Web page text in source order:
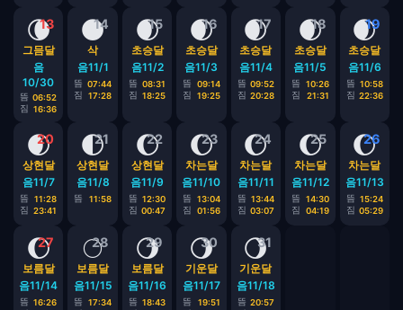
13
🌘
그믐달
음
10/30
뜸 06:52
짐 16:36
14
🌑
삭
음11/1
뜸 07:44
짐
17:28
15
🌒
초승달
음11/2
뜸 08:31
짐 18:25
16
🌒
초승달
음11/3
뜸
09:14
짐
19:25
17
🌒
초승달
음11/4
뜸 09:52
짐 20:28
18
🌒
초승달
음11/5
뜸
10:26
짐
21:31
19
🌒
초승달
음11/6
뜸 10:58
짐 22:36
20
🌒
상현달
음11/7
뜸
11:28
짐 23:41
21
🌓
상현달
음11/8
뜸 11:58
22
🌔
상현달
음11/9
뜸 12:30
짐 00:47
23
🌔
차는달
음11/10
뜸
13:04
짐
01:56
24
🌔
차는달
음11/11
뜸 13:44
짐 03:07
25
🌔
차는달
음11/12
뜸
14:30
짐
04:19
26
🌔
차는달
음11/13
뜸 15:24
짐 05:29
27
🌔
보름달
음11/14
뜸 16:26
28
🌕
보름달
음11/15
뜸
17:34
29
🌖
보름달
음11/16
뜸 18:43
30
🌖
기운달
음11/17
뜸
19:51
31
🌖
기운달
음11/18
뜸 20:57